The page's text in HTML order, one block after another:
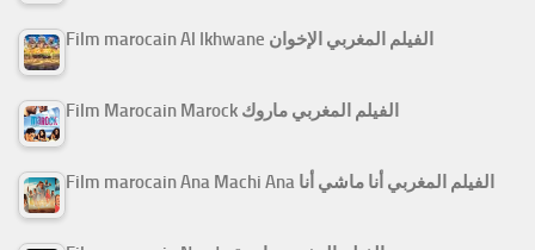
Film marocain Al Ikhwane الفيلم المغربي الإخوان
Film Marocain Marock الفيلم المغربي ماروك
Film marocain Ana Machi Ana الفيلم المغربي أنا ماشي أنا